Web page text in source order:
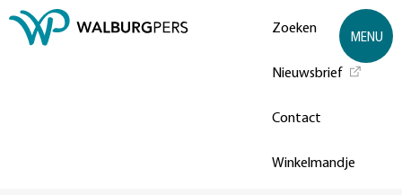
Zoeken
Nieuwsbrief
Contact
Winkelmandje
MENU